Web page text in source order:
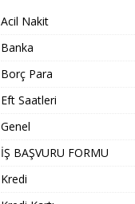
Acil Nakit
Banka
Borç Para
Eft Saatleri
Genel
İŞ BAŞVURU FORMU
Kredi